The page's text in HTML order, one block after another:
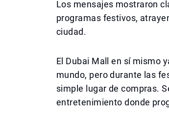
Los mensajes mostraron
programas festivos,
ciudad.
El Dubai Mall en sí mismo
mundo, pero durante las
simple lugar de compras.
entretenimiento donde